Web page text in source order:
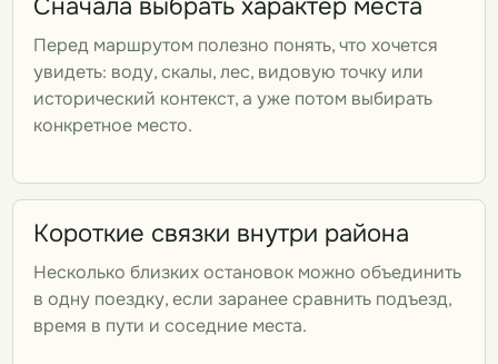
Сначала выбрать характер места
Перед маршрутом полезно понять, что хочется
увидеть: воду, скалы, лес, видовую точку или
исторический контекст, а уже потом выбирать
конкретное место.
Короткие связки внутри района
Несколько близких остановок можно объединить
в одну поездку, если заранее сравнить подъезд,
время в пути и соседние места.